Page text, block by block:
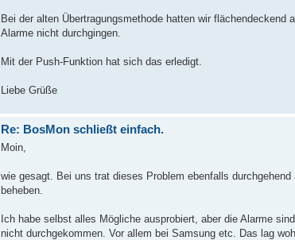
Bei der alten Übertragungsmethode hatten wir flächendeckend
Alarme nicht durchgingen.
Mit der Push-Funktion hat sich das erledigt.
Liebe Grüße
Re: BosMon schließt einfach.
Moin,
wie gesagt. Bei uns trat dieses Problem ebenfalls
beheben.
Ich habe selbst alles Mögliche ausprobiert, aber die Alarme
nicht durchgekommen. Vor allem bei Samsung etc. Das lag